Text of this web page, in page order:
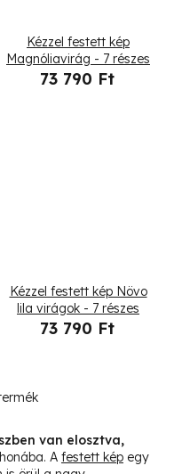
Kézzel festett kép
Magnóliavirág - 7 részes
73 790 Ft
Kézzel festett kép Növo
lila virágok - 7 részes
73 790 Ft
van elosztva,
A festett kép egy